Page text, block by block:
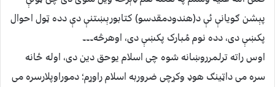
پېشن ګویانې ئې د(هندودمقدسو) کتابورېښتنې دې دده ټول احوال
پکښې دی، دده نوم مُبارک پکښې دی، اوهرڅه۔۔۔
اوس راته ترلمرروښانه شوه چی اسلام یوحق دین دی، اوله ځانه
سره می داټینګ هوډ وکړچی ضروربه اسلام راوړم؛ دموراوپلارسره می